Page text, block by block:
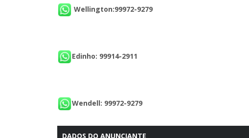
Wellington:99972-9279
Edinho: 99914-2911
Wendell: 99972-9279
DADOS DO ANUNCIANTE